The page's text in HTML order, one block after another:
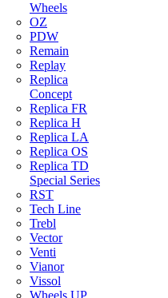
Wheels
OZ
PDW
Remain
Replay
Replica
Concept
Replica FR
Replica H
Replica LA
Replica OS
Replica TD
Special Series
RST
Tech Line
Trebl
Vector
Venti
Vianor
Vissol
Wheels UP